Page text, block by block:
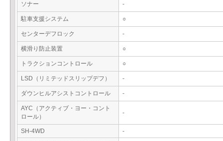
ソナー -
駐車支援システム ○
センターデフロック -
横滑り防止装置 ○
トラクションコントロール ○
LSD（リミテッドスリップデフ） -
ダウンヒルアシストコントロール -
AYC（アクティブ・ヨー・コント
ロール）
-
SH-4WD
-